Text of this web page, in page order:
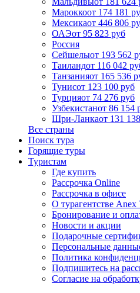
Мароккоот 174 181
Мексикаот 446 806
ОАЭот 95 823 руб
Россия
Сейшелыот 193 562
Таиландот 116 042
Танзанияот 165 536
Тунисот 123 100 руб
Турцияот 74 276 руб
Узбекистанот 86 154
Шри-Ланкаот 131
Все страны
Поиск тура
Горящие туры
Туристам
Где купить
Рассрочка Online
Рассрочка в офисе
О турагентстве Anex
Бронирование и
Новости и акции
Подарочные
Персональные
Политика
Подпишитесь на
Согласие на